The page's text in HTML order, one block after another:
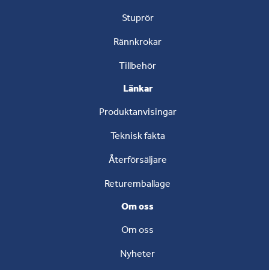
Stuprör
Rännkrokar
Tillbehör
Länkar
Produktanvisingar
Teknisk fakta
Återförsäljare
Returemballage
Om oss
Om oss
Nyheter